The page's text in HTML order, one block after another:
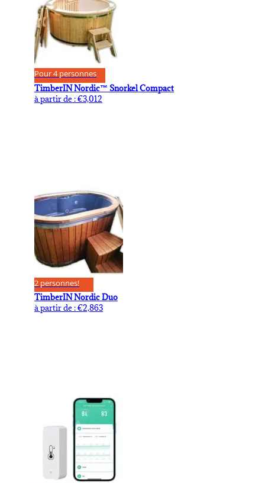
Pour 4 personnes
TimberIN Nordic™ Snorkel Compact
à partir de :€3,012
2 personnes!
TimberIN Nordic Duo
à partir de :€2,863